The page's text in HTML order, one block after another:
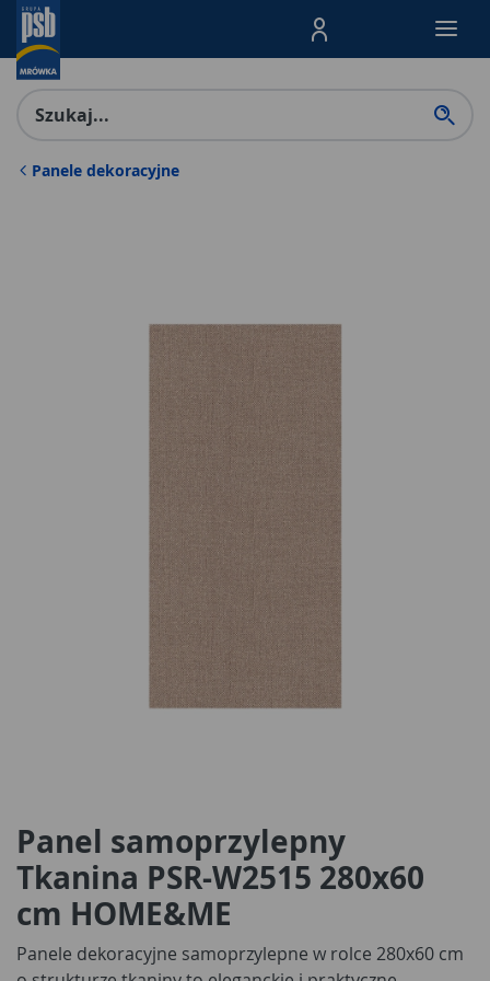
Menu Produktów,
Panele dekoracyjne
Panel samoprzylepny
Tkanina PSR-W2515 280x60
cm HOME&ME
Panele dekoracyjne samoprzylepne w rolce 280x60 cm